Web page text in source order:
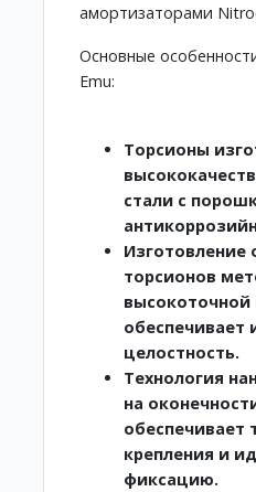
амортизаторами
Основные
Emu:
Торсионы
стали с
Изготовление
торсионов
высокоточной
обеспечивает
целостность.
Технология
на
обеспечивает
крепления и
фиксацию.